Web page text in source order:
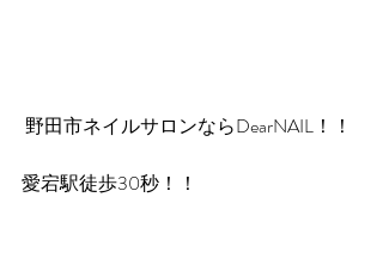
野田市ネイルサロンならDearNAIL！！
愛宕駅徒歩30秒！！